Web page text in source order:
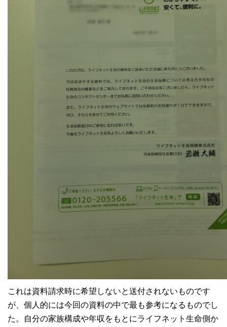
これは資料請求時に希望しないと送付されないものです
が、個人的には今回の資料の中で最も参考になるものでし
た。自分の家族構成や年収をもとにライフネット生命側か